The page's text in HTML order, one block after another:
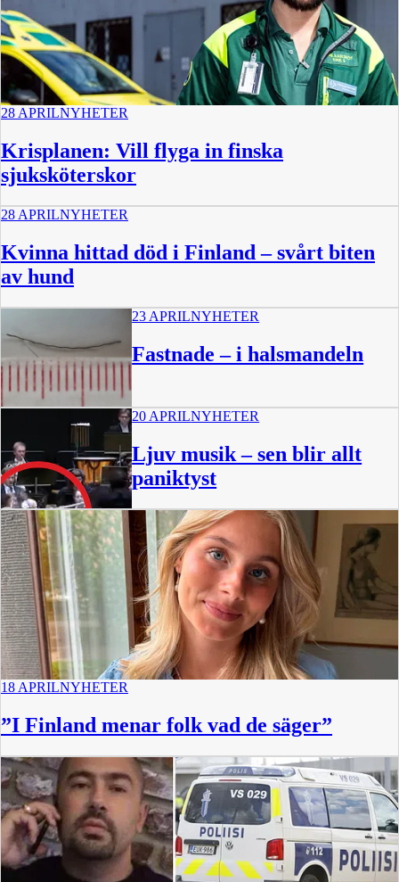
28 APRILNYHETER
Krisplanen: Vill flyga in finska
sjuksköterskor
28 APRILNYHETER
Kvinna hittad död i Finland – svårt biten
av hund
23 APRILNYHETER
Fastnade – i halsmandeln
0:36
20 APRILNYHETER
Ljuv musik – sen blir allt
paniktyst
18 APRILNYHETER
”I Finland menar folk vad de säger”